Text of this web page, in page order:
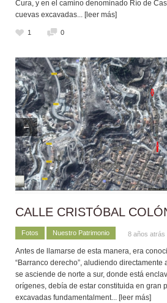
Cura, y en el camino denominado Río de
cuevas excavadas ... [leer más]
1 0
←
CALLE CRISTÓBAL
Fotos Nuestro Patrimonio 8 años atrás
Antes de llamarse de esta manera, era
“Barranco derecho”, aludiendo directamente
se asciende de norte a sur, donde está
orígenes, debía de estar constituida en gran
excavadas fundamentalment... [leer más]